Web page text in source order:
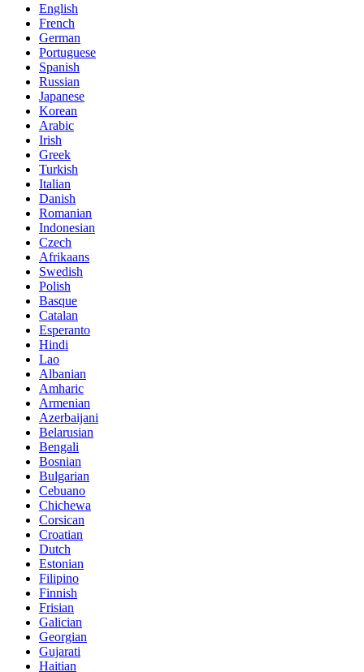
English
French
German
Portuguese
Spanish
Russian
Japanese
Korean
Arabic
Irish
Greek
Turkish
Italian
Danish
Romanian
Indonesian
Czech
Afrikaans
Swedish
Polish
Basque
Catalan
Esperanto
Hindi
Lao
Albanian
Amharic
Armenian
Azerbaijani
Belarusian
Bengali
Bosnian
Bulgarian
Cebuano
Chichewa
Corsican
Croatian
Dutch
Estonian
Filipino
Finnish
Frisian
Galician
Georgian
Gujarati
Haitian